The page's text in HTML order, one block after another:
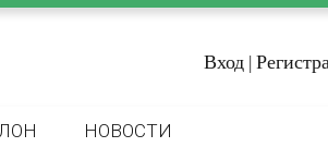
Вход |
НОВОСТИ